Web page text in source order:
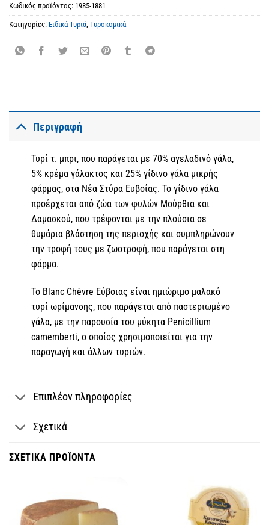
Κωδικός προϊόντος: 1985-1881
Κατηγορίες: Ειδικά Τυριά, Τυροκομικά
Περιγραφή
Τυρί τ. μπρι, που παράγεται με 70% αγελαδινό γάλα,
5% κρέμα γάλακτος και 25% γίδινο γάλα μικρής
φάρμας, στα Nέα Στύρα Ευβοίας. Το γίδινο γάλα
προέρχεται από ζώα των φυλών Μούρθια και
Δαμασκού, που τρέφονται με την πλούσια σε
θυμάρια βλάστηση της περιοχής και συμπληρώνουν
την τροφή τους με ζωοτροφή, που παράγεται στη
φάρμα.
Το Blanc Chèvre Εύβοιας είναι ημιώριμο μαλακό
τυρί ωρίμανσης, που παράγεται από παστεριωμένο
γάλα, με την παρουσία του μύκητα Penicillium
camemberti, ο οποίος χρησιμοποιείται για την
παραγωγή και άλλων τυριών.
Επιπλέον πληροφορίες
Σχετικά
ΣΧΕΤΙΚΆ ΠΡΟΪΌΝΤΑ